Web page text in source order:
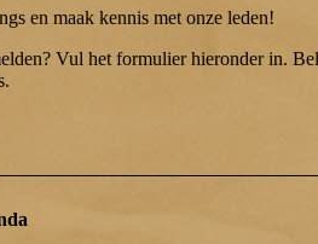
en maak kennis met onze leden!
Vul het formulier hieronder in.